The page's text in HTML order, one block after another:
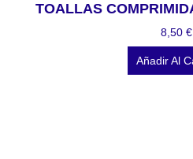
TOALLAS
8,50 €
Añadir Al